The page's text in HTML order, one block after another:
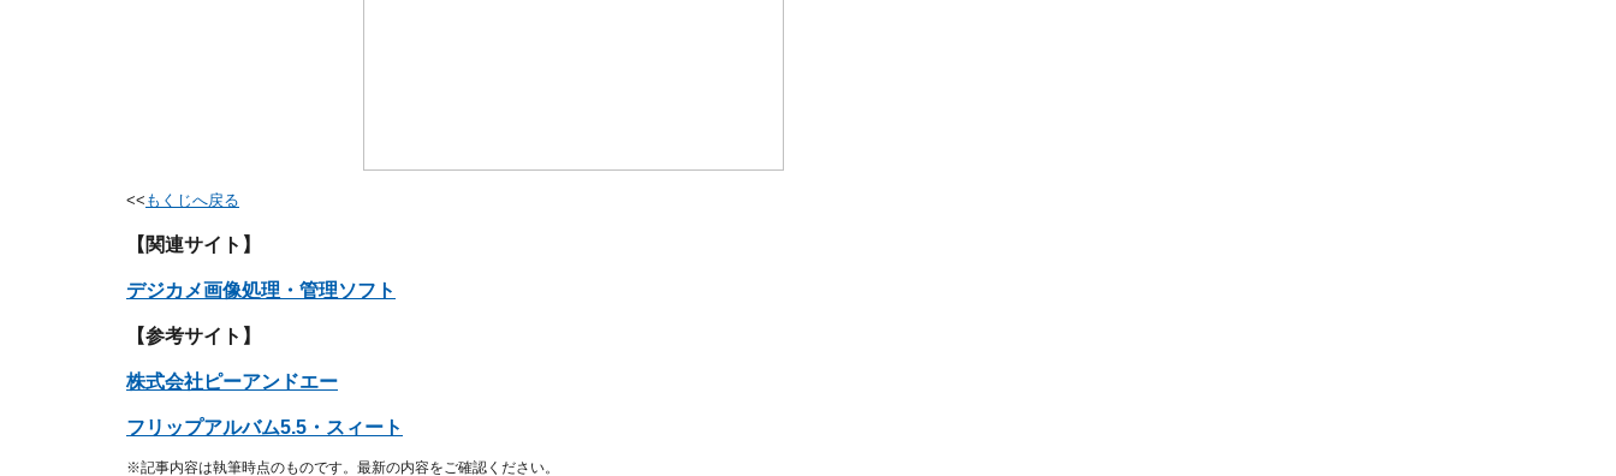
<< もくじへ戻る
【関連サイト】
デジカメ画像処理・管理ソフト
【参考サイト】
株式会社ピーアンドエー
フリップアルバム5.5・スィート
※記事内容は執筆時点のものです。最新の内容をご確認ください。